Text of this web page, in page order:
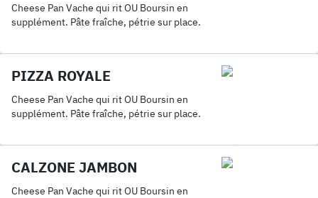
Cheese Pan Vache qui rit OU Boursin en
supplément. Pâte fraîche, pétrie sur place.
PIZZA ROYALE
Cheese Pan Vache qui rit OU Boursin en
supplément. Pâte fraîche, pétrie sur place.
CALZONE JAMBON
Cheese Pan Vache qui rit OU Boursin en